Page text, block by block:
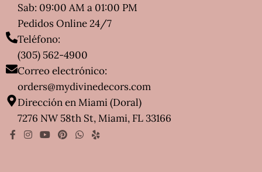
Sab: 09:00 AM a 01:00 PM
Pedidos Online 24/7
Teléfono:
(305) 562-4900
Correo electrónico:
orders@mydivinedecors.com
Dirección en Miami (Doral)
7276 NW 58th St, Miami, FL 33166